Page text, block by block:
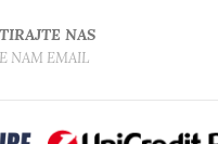
NAS
NAM EMAIL